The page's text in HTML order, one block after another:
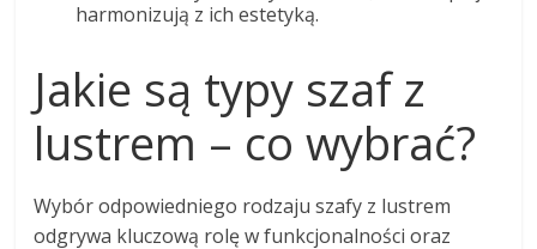
harmonizują z ich estetyką.
Jakie są typy szaf z
lustrem – co wybrać?
Wybór odpowiedniego rodzaju szafy z lustrem
odgrywa kluczową rolę w funkcjonalności oraz